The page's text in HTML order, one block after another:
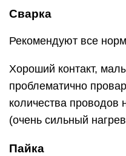
Сварка
Рекомендуют все
Хороший контакт,
проблематично
количества проводов
(очень сильный
Пайка